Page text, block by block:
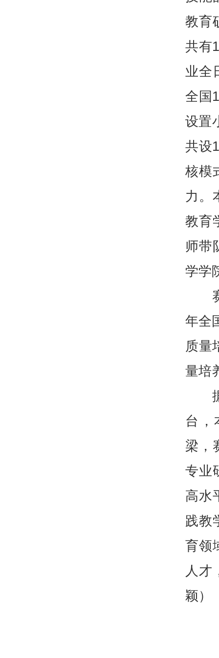
教育
共有
业全
全国
设置
共设
核模
力。
教育
师带
学学
年全
质量
量培
台，
梁，
专业
高水
践教
育领
人才
颖）